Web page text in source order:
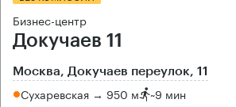
Бизнес-центр
Докучаев 11
Москва, Докучаев переулок, 11
Сухаревская → 950 м ~9 мин